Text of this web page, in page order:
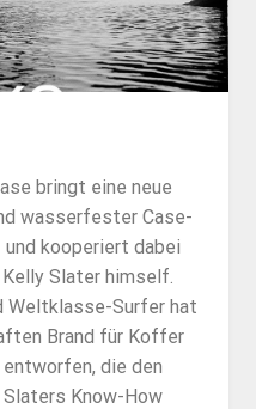
bringt eine neue
wasserfester Case-
kooperiert dabei
Slater himself.
Weltklasse-Surfer hat
Brand für Koffer
die den
Know-How